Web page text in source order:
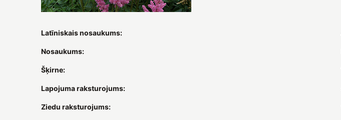
Latīniskais nosaukums:
Nosaukums:
Šķirne:
Lapojuma raksturojums:
Ziedu raksturojums: